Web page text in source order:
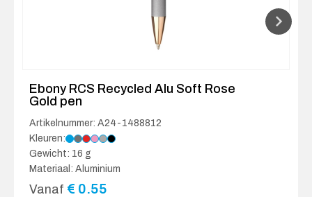
Ebony RCS Recycled Alu Soft Rose
Gold pen
Artikelnummer: A24-1488812
Kleuren:
Gewicht: 16 g
Materiaal: Aluminium
Vanaf € 0.55